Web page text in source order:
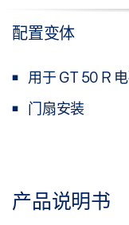
配置变体
用于 GT 50 R
门扇安装
产品说明书